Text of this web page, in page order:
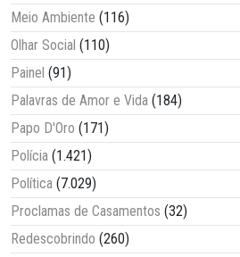
Meio Ambiente (116)
Olhar Social (110)
Painel (91)
Palavras de Amor e Vida (184)
Papo D'Oro (171)
Polícia (1.421)
Política (7.029)
Proclamas de Casamentos (32)
Redescobrindo (260)